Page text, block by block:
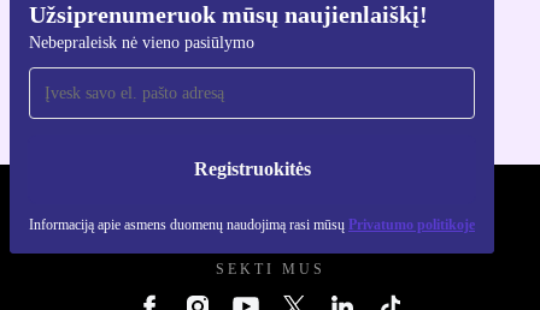
Užsiprenumeruok mūsų naujienlaiškį!
Nebepraleisk nė vieno pasiūlymo
Registruokitės
Informaciją apie asmens duomenų naudojimą rasi mūsų Privatumo politikoje
Atsisiųsti refurbed programėlę
Skirta iOS ir Android
SEKTI MUS